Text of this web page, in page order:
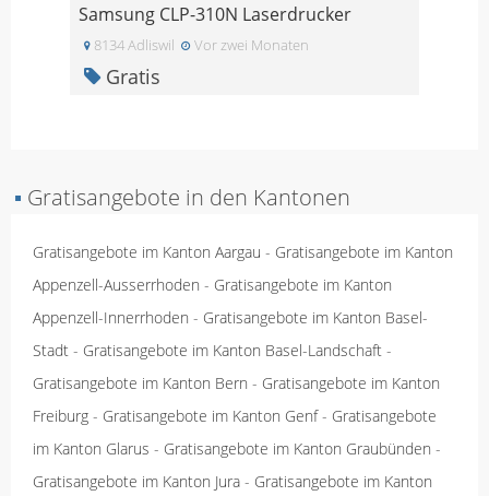
Samsung CLP-310N Laserdrucker
8134 Adliswil Vor zwei Monaten
Gratis
▪ Gratisangebote in den Kantonen
Gratisangebote im Kanton Aargau - Gratisangebote im Kanton
Appenzell-Ausserrhoden - Gratisangebote im Kanton
Appenzell-Innerrhoden - Gratisangebote im Kanton Basel-
Stadt - Gratisangebote im Kanton Basel-Landschaft -
Gratisangebote im Kanton Bern - Gratisangebote im Kanton
Freiburg - Gratisangebote im Kanton Genf- Gratisangebote
im Kanton Glarus - Gratisangebote im Kanton Graubünden -
Gratisangebote im Kanton Jura - Gratisangebote im Kanton